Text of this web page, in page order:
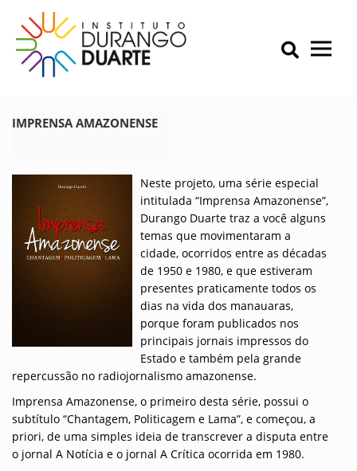
content
IDD – Instituto Durango Duarte
Instituto Durango Duarte
Primary Menu
IMPRENSA AMAZONENSE
Neste projeto, uma série especial
intitulada “Imprensa Amazonense”,
Durango Duarte traz a você alguns
temas que movimentaram a
cidade, ocorridos entre as décadas
de 1950 e 1980, e que estiveram
presentes praticamente todos os
dias na vida dos manauaras,
porque foram publicados nos
principais jornais impressos do
Estado e também pela grande
repercussão no radiojornalismo amazonense.
Imprensa Amazonense, o primeiro desta série, possui o
subtítulo “Chantagem, Politicagem e Lama”, e começou, a
priori, de uma simples ideia de transcrever a disputa entre
o jornal A Notícia e o jornal A Crítica ocorrida em 1980.